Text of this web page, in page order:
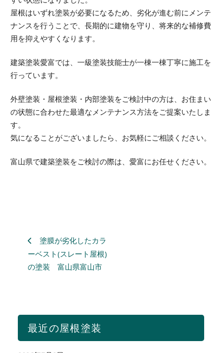
屋根はいずれ塗装が必要になるため、劣化が進む前にメンテ
ナンスを行うことで、長期的に建物を守り、将来的な補修費
用を抑えやすくなります。
建築塗装愛富では、一級塗装技能士が一棟一棟丁寧に施工を
行っています。
外壁塗装・屋根塗装・内部塗装をご検討中の方は、お住まい
の状態に合わせた最適なメンテナンス方法をご提案いたしま
す。
気になることがございましたら、お気軽にご相談ください。
富山県で建築塗装をご検討の際は、愛富にお任せください。
塗膜が劣化したカラ
ーベスト(スレート屋根)
の塗装 富山県富山市
最近の屋根塗装